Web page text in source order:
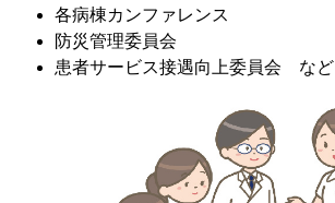
各病棟カンファレンス
防災管理委員会
患者サービス接遇向上委員会 など